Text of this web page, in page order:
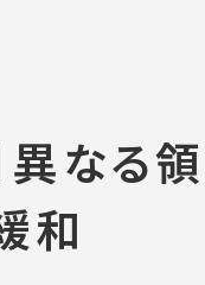
なる
和